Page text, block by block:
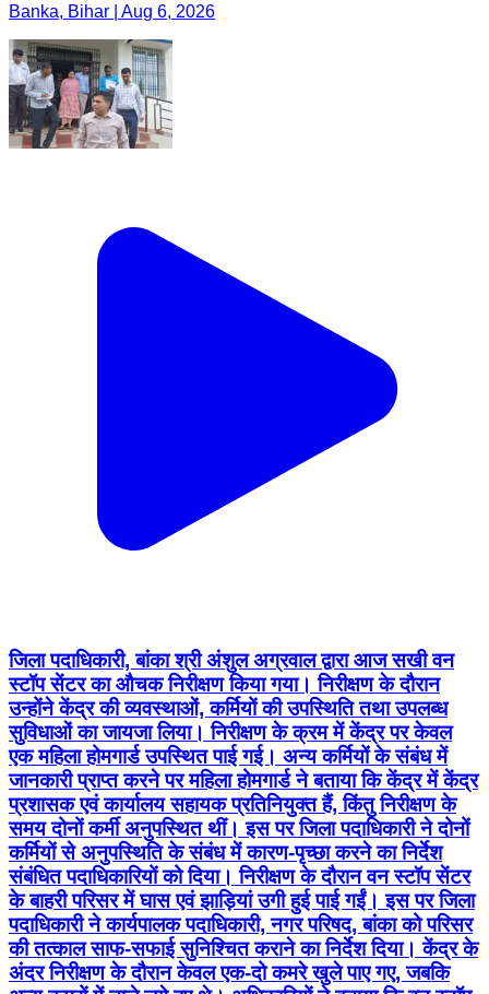
Banka, Bihar | Aug 6, 2026
जिला पदाधिकारी, बांका श्री अंशुल अग्रवाल द्वारा आज सखी वन
स्टॉप सेंटर का औचक निरीक्षण किया गया। निरीक्षण के दौरान
उन्होंने केंद्र की व्यवस्थाओं, कर्मियों की उपस्थिति तथा उपलब्ध
सुविधाओं का जायजा लिया। निरीक्षण के क्रम में केंद्र पर केवल
एक महिला होमगार्ड उपस्थित पाई गई। अन्य कर्मियों के संबंध में
जानकारी प्राप्त करने पर महिला होमगार्ड ने बताया कि केंद्र में केंद्र
प्रशासक एवं कार्यालय सहायक प्रतिनियुक्त हैं, किंतु निरीक्षण के
समय दोनों कर्मी अनुपस्थित थीं। इस पर जिला पदाधिकारी ने दोनों
कर्मियों से अनुपस्थिति के संबंध में कारण-पृच्छा करने का निर्देश
संबंधित पदाधिकारियों को दिया। निरीक्षण के दौरान वन स्टॉप सेंटर
के बाहरी परिसर में घास एवं झाड़ियां उगी हुई पाई गईं। इस पर जिला
पदाधिकारी ने कार्यपालक पदाधिकारी, नगर परिषद, बांका को परिसर
की तत्काल साफ-सफाई सुनिश्चित कराने का निर्देश दिया। केंद्र के
अंदर निरीक्षण के दौरान केवल एक-दो कमरे खुले पाए गए, जबकि